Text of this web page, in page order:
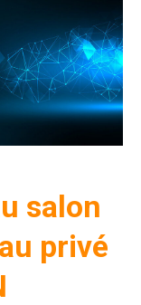
salon
privé